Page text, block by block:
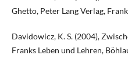
Ghetto, Peter Lang Verlag,
Davidowicz, K. S. (2004),
Franks Leben und Lehren,